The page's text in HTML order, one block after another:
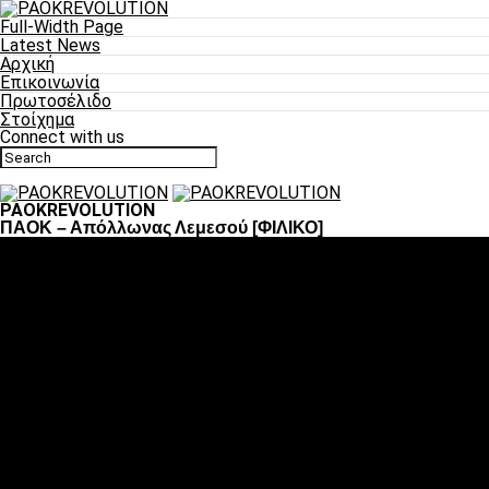
Full-Width Page
Latest News
Αρχική
Επικοινωνία
Πρωτοσέλιδο
Στοίχημα
Connect with us
PAOKREVOLUTION
ΠΑΟΚ – Απόλλωνας Λεμεσού [ΦΙΛΙΚΟ]